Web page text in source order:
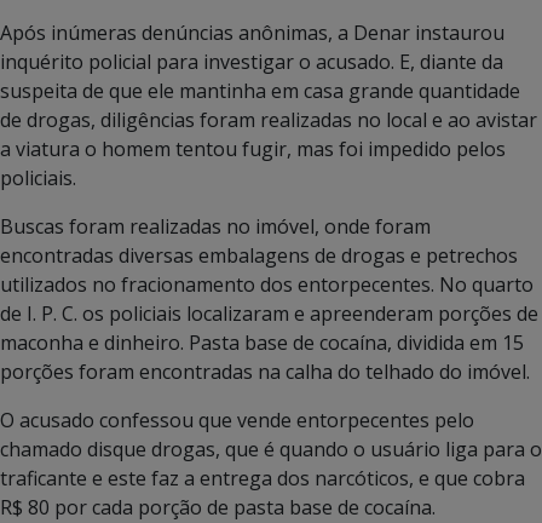
Após inúmeras denúncias anônimas, a Denar instaurou
inquérito policial para investigar o acusado. E, diante da
suspeita de que ele mantinha em casa grande quantidade
de drogas, diligências foram realizadas no local e ao avistar
a viatura o homem tentou fugir, mas foi impedido pelos
policiais.
Buscas foram realizadas no imóvel, onde foram
encontradas diversas embalagens de drogas e petrechos
utilizados no fracionamento dos entorpecentes. No quarto
de I. P. C. os policiais localizaram e apreenderam porções de
maconha e dinheiro. Pasta base de cocaína, dividida em 15
porções foram encontradas na calha do telhado do imóvel.
O acusado confessou que vende entorpecentes pelo
chamado disque drogas, que é quando o usuário liga para o
traficante e este faz a entrega dos narcóticos, e que cobra
R$ 80 por cada porção de pasta base de cocaína.